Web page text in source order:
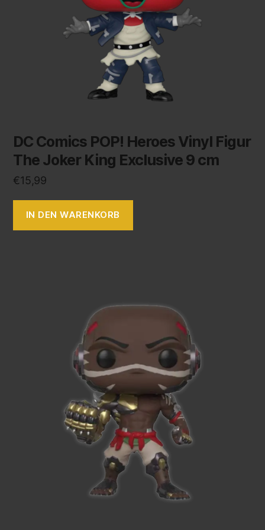
DC Comics POP! Heroes Vinyl Figur
The Joker King Exclusive 9 cm
€15,99
IN DEN WARENKORB